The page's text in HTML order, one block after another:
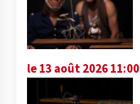
le 13 août 2026 11:00